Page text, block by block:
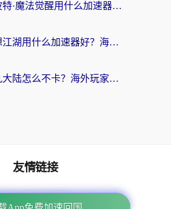
美国玩哈利波特·魔法觉醒用什么加速器？告别延迟的终极指南（含免费QQ炫舞方案+印尼妄想山海秘籍）
在欧洲打幻想江湖用什么加速器好？海外玩家国服游戏畅玩指南
加拿大玩第九大陆怎么不卡？海外玩家国服游戏加速全攻略（附足球世界萤火突击实测）
友情链接